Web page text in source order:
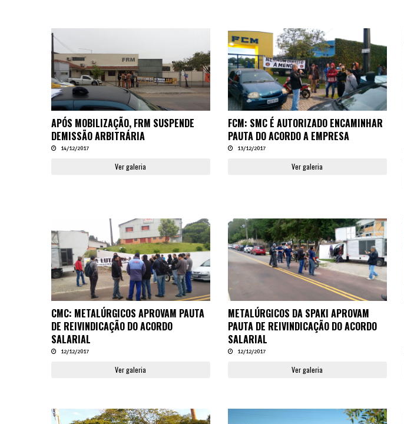
APÓS MOBILIZAÇÃO, FRM SUSPENDE
DEMISSÃO ARBITRÁRIA
14/12/2017
Ver galeria
FCM: SMC É AUTORIZADO ENCAMINHAR
PAUTA DO ACORDO A EMPRESA
13/12/2017
Ver galeria
CMC: METALÚRGICOS APROVAM PAUTA
DE REIVINDICAÇÃO DO ACORDO
SALARIAL
12/12/2017
Ver galeria
METALÚRGICOS DA SPAKI APROVAM
PAUTA DE REIVINDICAÇÃO DO ACORDO
SALARIAL
12/12/2017
Ver galeria